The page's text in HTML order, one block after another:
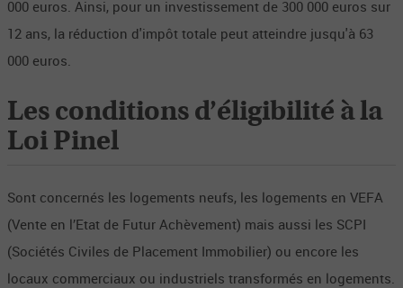
000 euros. Ainsi, pour un investissement de 300 000 euros sur
12 ans, la réduction d'impôt totale peut atteindre jusqu'à 63
000 euros.
Les conditions d’éligibilité à la
Loi Pinel
Sont concernés les logements neufs, les logements en VEFA
(Vente en l’Etat de Futur Achèvement) mais aussi les SCPI
(Sociétés Civiles de Placement Immobilier) ou encore les
locaux commerciaux ou industriels transformés en logements.